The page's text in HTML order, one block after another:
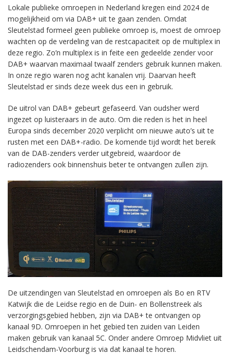
Lokale publieke omroepen in Nederland kregen eind 2024 de
mogelijkheid om via DAB+ uit te gaan zenden. Omdat
Sleutelstad formeel geen publieke omroep is, moest de omroep
wachten op de verdeling van de restcapaciteit op de multiplex in
deze regio. Zo’n multiplex is in feite een gedeelde zender voor
DAB+ waarvan maximaal twaalf zenders gebruik kunnen maken.
In onze regio waren nog acht kanalen vrij. Daarvan heeft
Sleutelstad er sinds deze week dus een in gebruik.
De uitrol van DAB+ gebeurt gefaseerd. Van oudsher werd
ingezet op luisteraars in de auto. Om die reden is het in heel
Europa sinds december 2020 verplicht om nieuwe auto’s uit te
rusten met een DAB+-radio. De komende tijd wordt het bereik
van de DAB-zenders verder uitgebreid, waardoor de
radiozenders ook binnenshuis beter te ontvangen zullen zijn.
De uitzendingen van Sleutelstad en omroepen als Bo en RTV
Katwijk die de Leidse regio en de Duin- en Bollenstreek als
verzorgingsgebied hebben, zijn via DAB+ te ontvangen op
kanaal 9D. Omroepen in het gebied ten zuiden van Leiden
maken gebruik van kanaal 5C. Onder andere Omroep Midvliet uit
Leidschendam-Voorburg is via dat kanaal te horen.